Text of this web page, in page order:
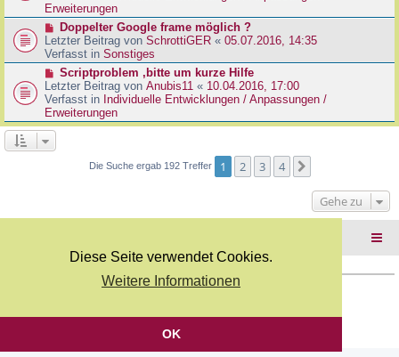
Diese Seite verwendet Cookies.
Weitere Informationen
OK
t
a
g
e
r
B
e
i
r
a
g
Erweiterungen
N
e
u
e
r
B
e
i
t
r
Doppelter Google frame möglich ?
Letzter Beitrag von SchrottiGER « 05.07.2016, 14:35
Verfasst in Sonstiges
N
e
u
e
r
e
g
Scriptproblem ,bitte um kurze Hilfe
Letzter Beitrag von Anubis11 « 10.04.2016, 17:00
Verfasst in Individuelle Entwicklungen / Anpassungen /
Erweiterungen
Die Suche ergab 192 Treffer 1 2 3 4
Gehe zu
Deutsche Übersetzung durchphpBB.de